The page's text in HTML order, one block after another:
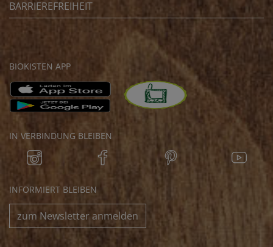
BARRIEREFREIHEIT
BIOKISTEN APP
IN VERBINDUNG BLEIBEN
INFORMIERT BLEIBEN
zum Newsletter anmelden